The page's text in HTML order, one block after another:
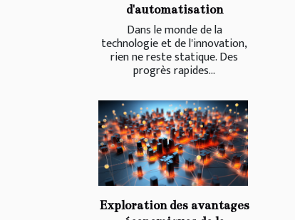
d'automatisation
Dans le monde de la
technologie et de l'innovation,
rien ne reste statique. Des
progrès rapides...
Exploration des avantages